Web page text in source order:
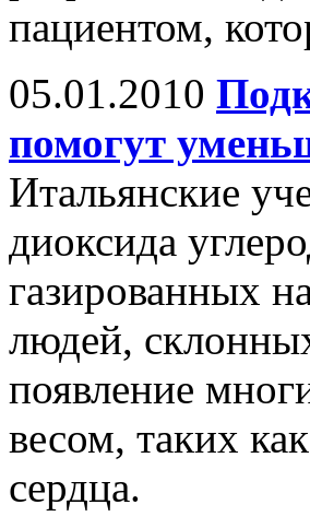
пациентом,
05.01.2010
помогут
Итальянские
диоксида
газированных
людей,
появление
весом, таких
сердца.